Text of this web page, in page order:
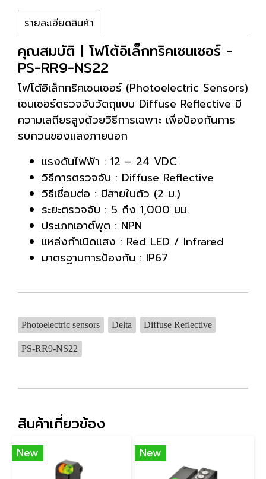
รายละเอียดสินค้า
คุณสมบัติ | โฟโต้อิเล็กทริคเซนเซอร์ -
PS-RR9-NS22
โฟโต้อิเล็กทริคเซนเซอร์ (Photoelectric Sensors)
เซนเซอร์ตรวจจับวัตถุแบบ Diffuse Reflective มี
ความเสถียรสูงด้วยวิธีการเฉพาะ เพื่อป้องกันการ
รบกวนของแสงภายนอก
แรงดันไฟฟ้า : 12 – 24 VDC
วิธีการตรวจจับ : Diffuse Reflective
วิธีเชื่อมต่อ : มีสายในตัว (2 ม.)
ระยะตรวจจับ : 5 ถึง 1,000 มม.
ประเภทเอาต์พุต : NPN
แหล่งกำเนิดแสง : Red LED / Infrared
มาตรฐานการป้องกัน : IP67
Photoelectric sensors Delta Diffuse Reflective
PS-RR9-NS22
สินค้าเกี่ยวข้อง
New New